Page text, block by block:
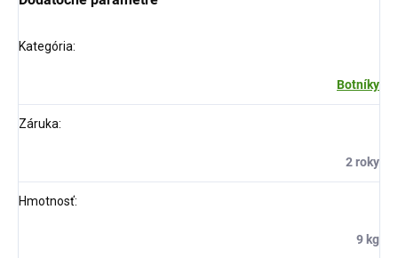
Kategória:
Botníky
Záruka:
2 roky
Hmotnosť:
9 kg